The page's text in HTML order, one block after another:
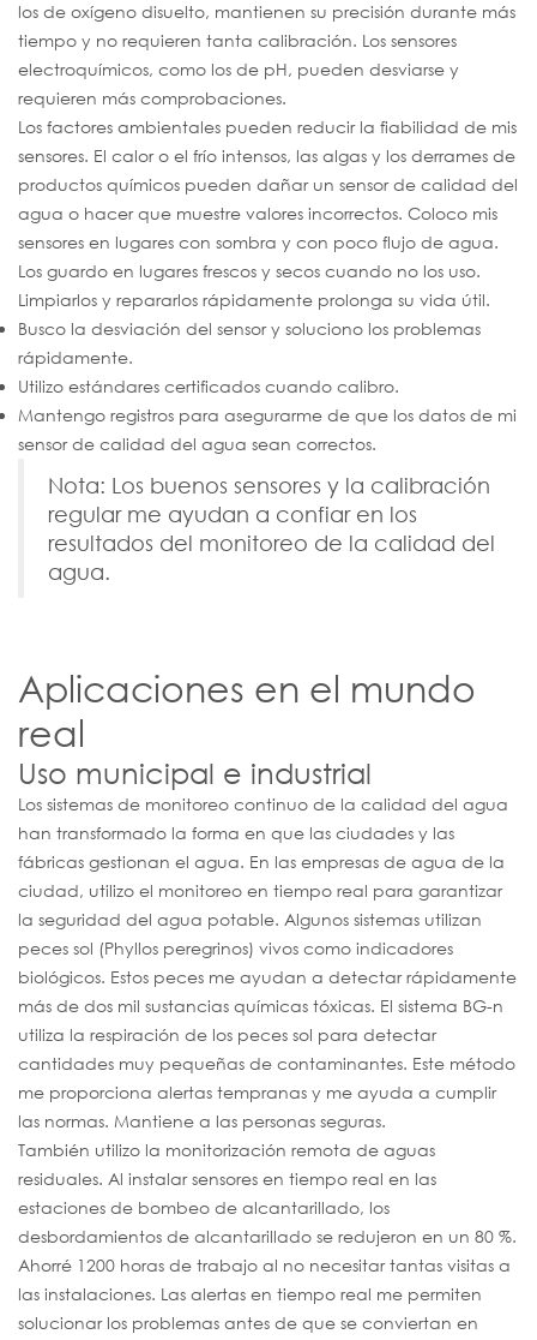
los de oxígeno disuelto, mantienen su precisión durante más
tiempo y no requieren tanta calibración. Los sensores
electroquímicos, como los de pH, pueden desviarse y
requieren más comprobaciones.
Los factores ambientales pueden reducir la fiabilidad de mis
sensores. El calor o el frío intensos, las algas y los derrames de
productos químicos pueden dañar un sensor de calidad del
agua o hacer que muestre valores incorrectos. Coloco mis
sensores en lugares con sombra y con poco flujo de agua.
Los guardo en lugares frescos y secos cuando no los uso.
Limpiarlos y repararlos rápidamente prolonga su vida útil.
Busco la desviación del sensor y soluciono los problemas
rápidamente.
Utilizo estándares certificados cuando calibro.
Mantengo registros para asegurarme de que los datos de mi
sensor de calidad del agua sean correctos.
Nota: Los buenos sensores y la calibración
regular me ayudan a confiar en los
resultados del monitoreo de la calidad del
agua.
Aplicaciones en el mundo
real
Uso municipal e industrial
Los sistemas de monitoreo continuo de la calidad del agua
han transformado la forma en que las ciudades y las
fábricas gestionan el agua. En las empresas de agua de la
ciudad, utilizo el monitoreo en tiempo real para garantizar
la seguridad del agua potable. Algunos sistemas utilizan
peces sol (Phyllos peregrinos) vivos como indicadores
biológicos. Estos peces me ayudan a detectar rápidamente
más de dos mil sustancias químicas tóxicas. El sistema BG-n
utiliza la respiración de los peces sol para detectar
cantidades muy pequeñas de contaminantes. Este método
me proporciona alertas tempranas y me ayuda a cumplir
las normas. Mantiene a las personas seguras.
También utilizo la monitorización remota de aguas
residuales. Al instalar sensores en tiempo real en las
estaciones de bombeo de alcantarillado, los
desbordamientos de alcantarillado se redujeron en un 80 %.
Ahorré 1200 horas de trabajo al no necesitar tantas visitas a
las instalaciones. Las alertas en tiempo real me permiten
solucionar los problemas antes de que se conviertan en